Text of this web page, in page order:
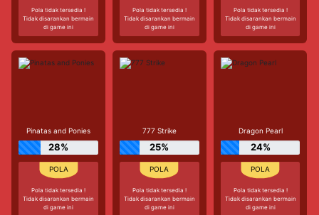
Pola tidak tersedia !
Tidak disarankan bermain
di game ini
Pola tidak tersedia !
Tidak disarankan bermain
di game ini
Pola tidak tersedia !
Tidak disarankan bermain
di game ini
Pinatas and Ponies
28%
Pola tidak tersedia !
Tidak disarankan bermain
di game ini
777 Strike
25%
Pola tidak tersedia !
Tidak disarankan bermain
di game ini
Dragon Pearl
24%
Pola tidak tersedia !
Tidak disarankan bermain
di game ini